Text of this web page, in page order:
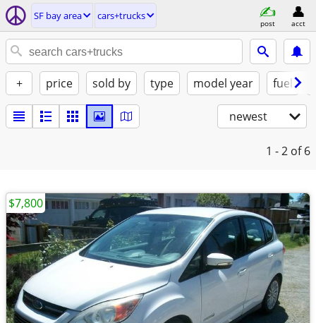
SF bay area cars+trucks
post acct
+ price sold by type model year fuel
newest
1 - 2 of 6
$7,800